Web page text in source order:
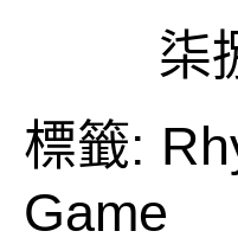
柒
標籤:
Game